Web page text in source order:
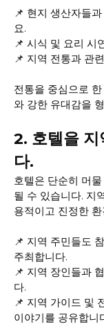
📌 현지 생산자들
요.
📌 시식 및 요리 시
📌 지역 전통과 관
전통을 중심으로
와 강한 유대감을
2. 호텔을 지
다.
호텔은 단순히 머
될 수 있습니다. 지
용적이고 진정한
📌 지역 주민들도
주최합니다.
📌 지역 장인들과
다.
📌 지역 가이드 및
이야기를 공유합니